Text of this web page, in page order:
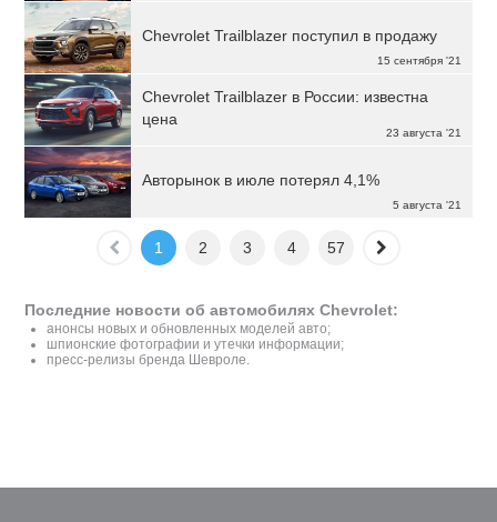
15 сентября '21
Chevrolet Trailblazer поступил в продажу
23 августа '21
Chevrolet Trailblazer в России: известна
цена
5 августа '21
Авторынок в июле потерял 4,1%
1 2 3 4 57
Последние новости об автомобилях Chevrolet:
анонсы новых и обновленных моделей авто;
шпионские фотографии и утечки информации;
пресс-релизы бренда Шевроле.